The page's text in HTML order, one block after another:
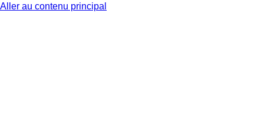
Aller au contenu principal